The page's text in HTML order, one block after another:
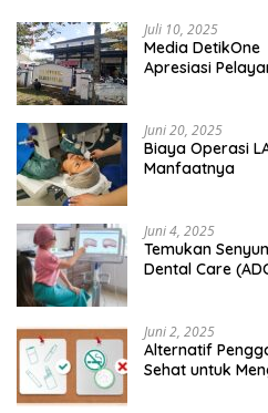
Juli 10, 2025
Media
Apresiasi
Juni 20, 2025
Biaya Operasi
Manfaatnya
Juni 4, 2025
Temukan
Dental Care
Juni 2, 2025
Alternatif
Sehat untuk